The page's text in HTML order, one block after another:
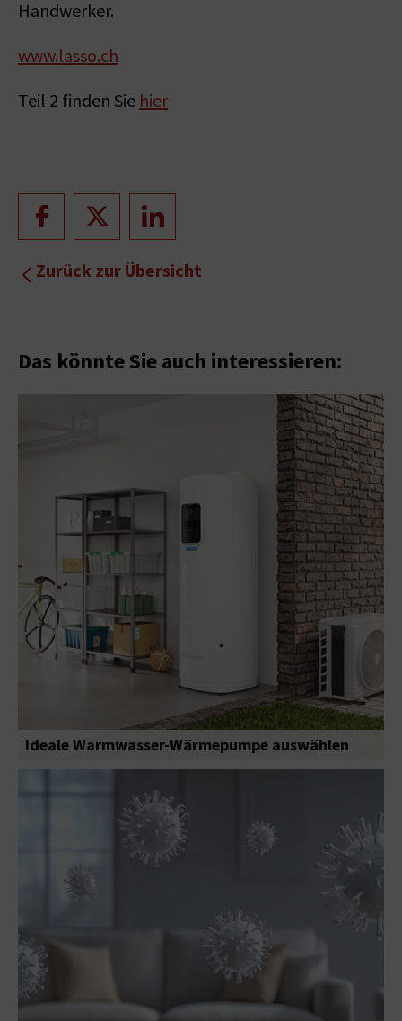
Handwerker.
www.lasso.ch
Teil 2 finden Sie hier
Zurück zur Übersicht
Das könnte Sie auch interessieren:
Ideale Warmwasser-Wärmepumpe auswählen